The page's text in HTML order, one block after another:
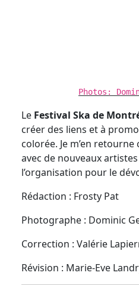
Photos:
Le Festival Ska de
créer des liens et à
colorée. Je m’en
avec de nouveaux
l’organisation pour le
Rédaction : Frosty Pat
Photographe : Dominic
Correction : Valérie
Révision : Marie-Eve